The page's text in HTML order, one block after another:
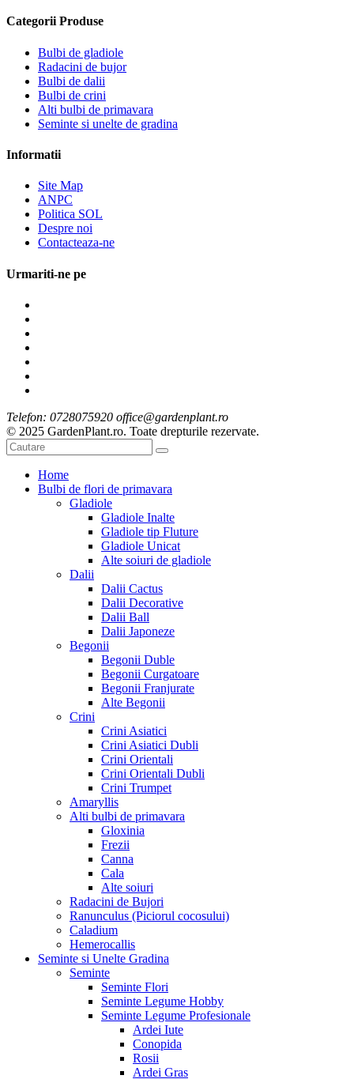
Categorii Produse
Bulbi de gladiole
Radacini de bujor
Bulbi de dalii
Bulbi de crini
Alti bulbi de primavara
Seminte si unelte de gradina
Informatii
Site Map
ANPC
Politica SOL
Despre noi
Contacteaza-ne
Urmariti-ne pe
Telefon: 0728075920 office@gardenplant.ro
© 2025 GardenPlant.ro. Toate drepturile rezervate.
Home
Bulbi de flori de primavara
Gladiole
Gladiole Inalte
Gladiole tip Fluture
Gladiole Unicat
Alte soiuri de gladiole
Dalii
Dalii Cactus
Dalii Decorative
Dalii Ball
Dalii Japoneze
Begonii
Begonii Duble
Begonii Curgatoare
Begonii Franjurate
Alte Begonii
Crini
Crini Asiatici
Crini Asiatici Dubli
Crini Orientali
Crini Orientali Dubli
Crini Trumpet
Amaryllis
Alti bulbi de primavara
Gloxinia
Frezii
Canna
Cala
Alte soiuri
Radacini de Bujori
Ranunculus (Piciorul cocosului)
Caladium
Hemerocallis
Seminte si Unelte Gradina
Seminte
Seminte Flori
Seminte Legume Hobby
Seminte Legume Profesionale
Ardei Iute
Conopida
Rosii
Ardei Gras